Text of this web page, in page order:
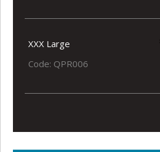
XXX Large
Code: QPR006